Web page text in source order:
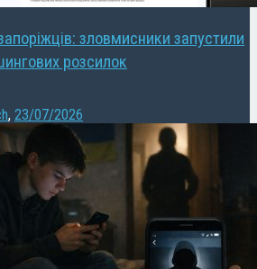
зловмисники запустили
розсилок
, 23/07/2026